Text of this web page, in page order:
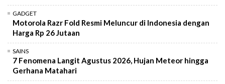
GADGET
Motorola Razr Fold Resmi Meluncur di Indonesia dengan
Harga Rp 26 Jutaan
SAINS
7 Fenomena Langit Agustus 2026, Hujan Meteor hingga
Gerhana Matahari